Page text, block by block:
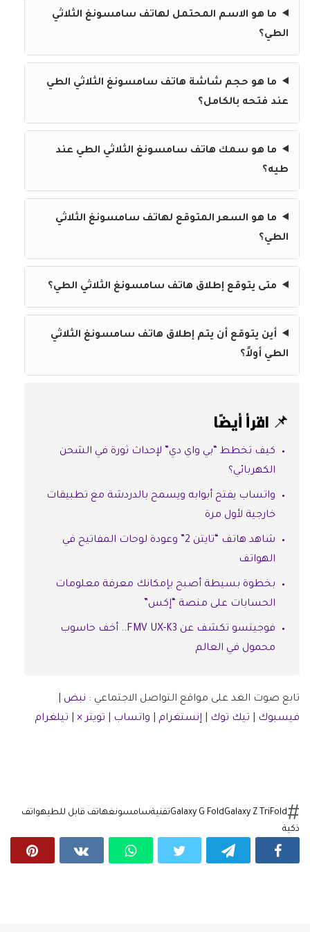
ما هو الاسم المحتمل لهاتف سامسونغ الثلاثي
الطي؟
ما هو حجم شاشة هاتف سامسونغ الثلاثي الطي
عند فتحه بالكامل؟
ما هو سمك هاتف سامسونغ الثلاثي الطي عند
طيه؟
ما هو السعر المتوقع لهاتف سامسونغ الثلاثي
الطي؟
متى يتوقع إطلاق هاتف سامسونغ الثلاثي الطي؟
أين يتوقع أن يتم إطلاق هاتف سامسونغ الثلاثي
الطي أولاً؟
📌 اقرأ أيضًا
كيف تخطط “بي واي دي” لإحداث ثورة في الشحن
الكهربائي؟
واتساب يفتح أبوابه ويسمح بالدردشة مع تطبيقات
خارجية لأول مرة
شاهد هاتف “تايتن 2” وعودة لوحات المفاتيح في
الهواتف
بخطوة بسيطة أصبح بإمكانك معرفة معلومات
الحسابات على منصة “إكس”
فوجيتسو تكشف عن FMV UX-K3.. أخف حاسوب
محمول في العالم
تابع صوت الغد على مواقع التواصل الاجتماعي : نبض
فيسبوك
تيك توك إنستغرام واتساب تويتر × تيلغرام
Galaxy G FoldGalaxy Z TriFold تقنيةسامسونغهاتف قابل للطيهواتف
ذكية